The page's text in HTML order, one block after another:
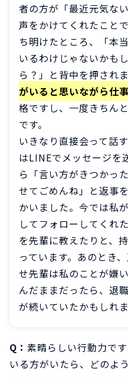
者の方が「最近元気な
声をかけてくれたこと
ち明けたところ、「本
いるわけじゃないかも
ら？」と背中を押され
がいると思いながら仕
格ですし、一度きちん
です。
いきなり直接会って話
はLINEでメッセージを
ら「言い方がきつかっ
せてごめんね」と返事を
かいました。今では私
してフォローしてくれ
を先輩に教えたりと、
っています。あのとき
せ先輩は私のことが嫌
んだままだったら、退
が続いていたかもしれま
Q： 素晴らしい行動力で
いる方がいたら、どのよ